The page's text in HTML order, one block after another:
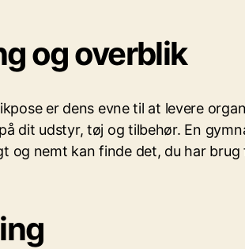
og overblik
er dens evne til at levere
dit udstyr, tøj og tilbehør. En
og nemt kan finde det, du har